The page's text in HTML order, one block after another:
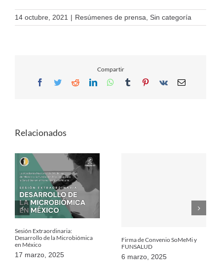
14 octubre, 2021 | Resúmenes de prensa, Sin categoría
Compartir
Facebook
TwitterRedditLinkedInWhatsApp
TumblrPinterest
Vk Email
Relacionados
Sesión Extraordinaria:
Desarrollo de la Microbiómica
en México
17 marzo, 2025
Firma de Convenio SoMeMi y
FUNSALUD
6 marzo, 2025